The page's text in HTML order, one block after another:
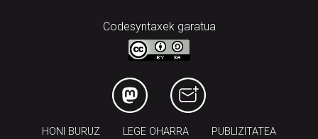
Codesyntaxek garatua
HONI BURUZ LEGE OHARRA PUBLIZITATEA